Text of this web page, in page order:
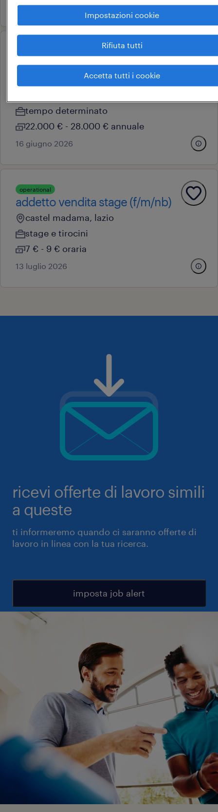
4 agosto 2026
promoter tabaccherie zona
ciampino (m/f/nb)
tempo determinato
22.000 € - 28.000 € annuale
16 giugno 2026
operational
addetto vendita stage (f/m/nb)
castel madama, lazio
stage e tirocini
7 € - 9 € oraria
13 luglio 2026
ricevi offerte di lavoro simili
a queste
ti informeremo quando ci saranno offerte di
lavoro in linea con la tua ricerca.
imposta job alert
Impostazioni cookie
Rifiuta tutti
Accetta tutti i cookie